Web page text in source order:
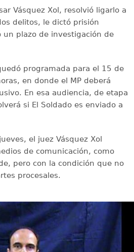
Vásquez Xol, resolvió ligarlo a
delitos, le dictó prisión
un plazo de investigación de
programada para el 15 de
en donde el MP deberá
En esa audiencia, de etapa
si El Soldado es enviado a
el juez Vásquez Xol
de comunicación, como
pero con la condición que no
procesales.